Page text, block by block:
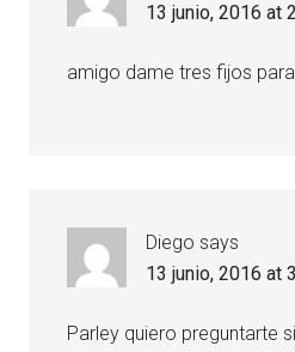
13 junio, 2016 at
amigo dame tres fijos
Diego says
13 junio, 2016 at
Parley quiero preguntarte